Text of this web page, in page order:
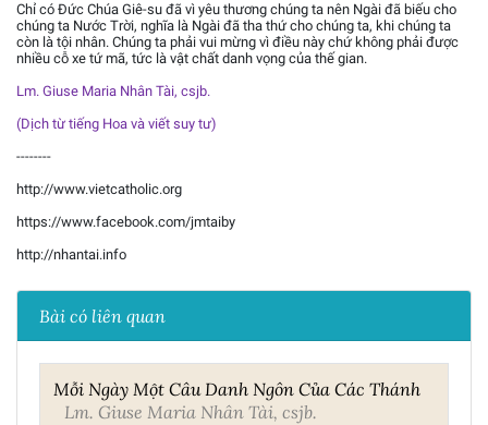
Chỉ có Đức Chúa Giê-su đã vì yêu thương chúng ta nên Ngài đã biếu cho
chúng ta Nước Trời, nghĩa là Ngài đã tha thứ cho chúng ta, khi chúng ta
còn là tội nhân. Chúng ta phải vui mừng vì điều này chứ không phải được
nhiều cỗ xe tứ mã, tức là vật chất danh vọng của thế gian.
Lm. Giuse Maria Nhân Tài, csjb.
(Dịch từ tiếng Hoa và viết suy tư)
--------
http://www.vietcatholic.org
https://www.facebook.com/jmtaiby
http://nhantai.info
Bài có liên quan
Mỗi Ngày Một Câu Danh Ngôn Của Các Thánh
Lm. Giuse Maria Nhân Tài, csjb.